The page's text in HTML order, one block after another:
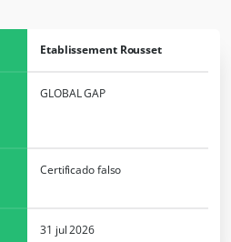
Etablissement Rousset
GLOBAL GAP
Certificado falso
31 jul 2026